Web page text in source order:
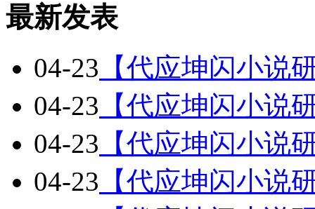
最新发表
04-23 【代应坤闪小说
04-23 【代应坤闪小说
04-23 【代应坤闪小说
04-23 【代应坤闪小说